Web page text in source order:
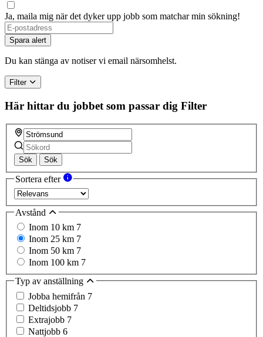
Ja, maila mig när det dyker upp jobb som matchar min sökning!
Spara alert
Du kan stänga av notiser vi email närsomhelst.
Filter
Här hittar du jobbet som passar dig Filter
Sök Sök
Sortera efter
Avstånd
Inom 10 km 7
Inom 25 km 7
Inom 50 km 7
Inom 100 km 7
Typ av anställning
Jobba hemifrån 7
Deltidsjobb 7
Extrajobb 7
Nattjobb 6